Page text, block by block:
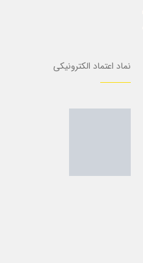
نماد اعتماد الکترونیکی